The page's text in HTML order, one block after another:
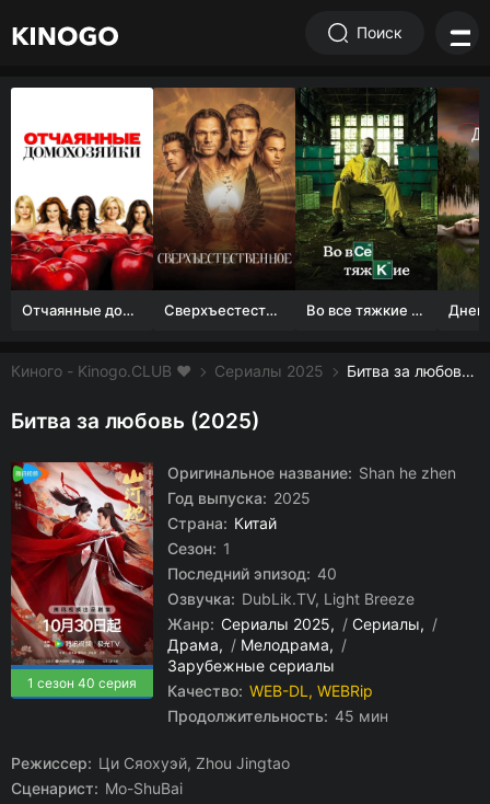
Поиск
Отчаянные домохозяйки (1 сезон) Сверхъестественное Во все тяжкие 1-5 сезон
Киного - Kinogo.CLUB ❤️ Сериалы 2025 Битва за любовь смотреть онлайн бесплатно
Битва за любовь (2025)
1 сезон 40 серия
Оригинальное название: Shan he zhen
Год выпуска: 2025
Страна: Китай
Сезон: 1
Последний эпизод: 40
Озвучка: DubLik.TV, Light Breeze
Жанр: Сериалы 2025 / Сериалы
/
Драма
/ Мелодрама
/
Зарубежные сериалы
Качество: WEB-DL, WEBRip
Продолжительность: 45 мин
Режиссер: Ци Сяохуэй, Zhou Jingtao
Сценарист: Mo-ShuBai